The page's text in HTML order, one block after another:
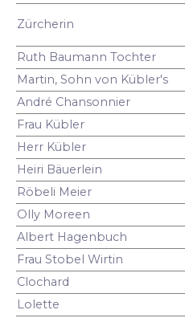
Zürcherin
Ruth Baumann Tochter
Martin, Sohn von Kübler's
André Chansonnier
Frau Kübler
Herr Kübler
Heiri Bäuerlein
Röbeli Meier
Olly Moreen
Albert Hagenbuch
Frau Stobel Wirtin
Clochard
Lolette